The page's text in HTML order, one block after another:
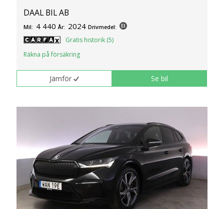
DAAL BIL AB
Mil: 4 440 År: 2024 Drivmedel:
Gratis historik (5)
Räkna på försäkring
Jämför Se bil